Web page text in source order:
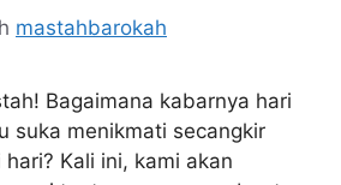
mastahbarokah
Bagaimana kabarnya hari
suka menikmati secangkir
Kali ini, kami akan